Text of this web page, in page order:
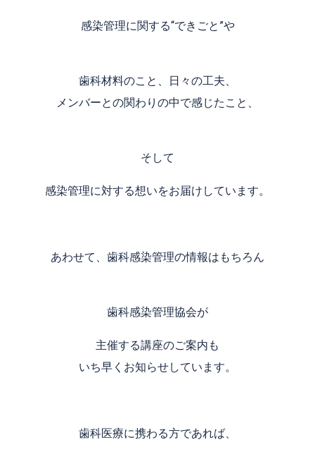
感染管理に関する“できごと”や
歯科材料のこと、日々の工夫、
メンバーとの関わりの中で感じたこと、
そして
感染管理に対する想いをお届けしています。
あわせて、歯科感染管理の情報はもちろん
歯科感染管理協会が
主催する講座のご案内も
いち早くお知らせしています。
歯科医療に携わる方であれば、